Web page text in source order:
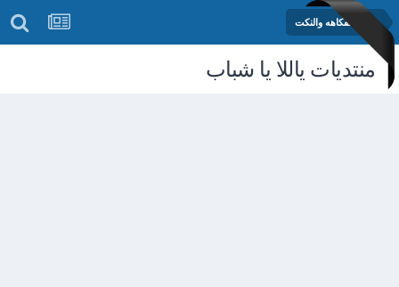
منتدى الفكاهه والنكت
منتديات ياللا يا شباب